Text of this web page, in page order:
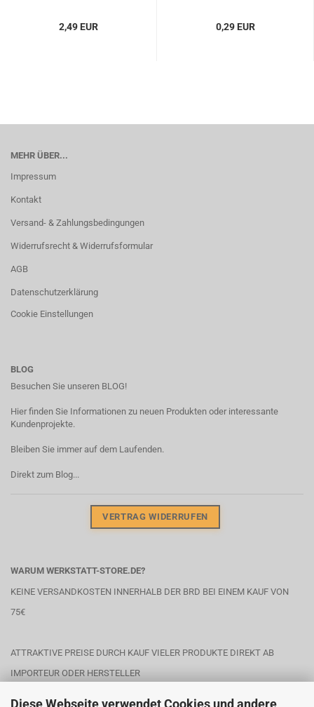
Diese Webseite verwendet Cookies und andere
2,49 EUR 0,29 EUR
MEHR ÜBER...
Impressum
Kontakt
Versand- & Zahlungsbedingungen
Widerrufsrecht & Widerrufsformular
AGB
Datenschutzerklärung
Cookie Einstellungen
BLOG
Besuchen Sie unseren BLOG!
Hier finden Sie Informationen zu neuen Produkten oder interessante
Kundenprojekte.
Bleiben Sie immer auf dem Laufenden.
Direkt zum Blog...
VERTRAG WIDERRUFEN
WARUM WERKSTATT-STORE.DE?
KEINE VERSANDKOSTEN INNERHALB DER BRD BEI EINEM KAUF VON
75€
ATTRAKTIVE PREISE DURCH KAUF VIELER PRODUKTE DIREKT AB
IMPORTEUR ODER HERSTELLER